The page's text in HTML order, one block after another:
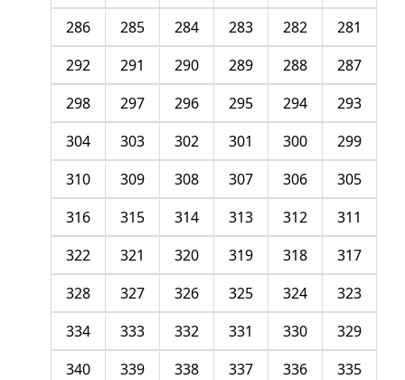
281
282
283
284
285
286
287
288
289
290
291
292
293
294
295
296
297
298
299
300
301
302
303
304
305
306
307
308
309
310
311
312
313
314
315
316
317
318
319
320
321
322
323
324
325
326
327
328
329
330
331
332
333
334
335
336
337
338
339
340